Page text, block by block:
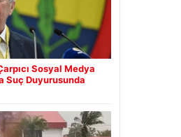
Sosyal Medya
Suç Duyurusunda